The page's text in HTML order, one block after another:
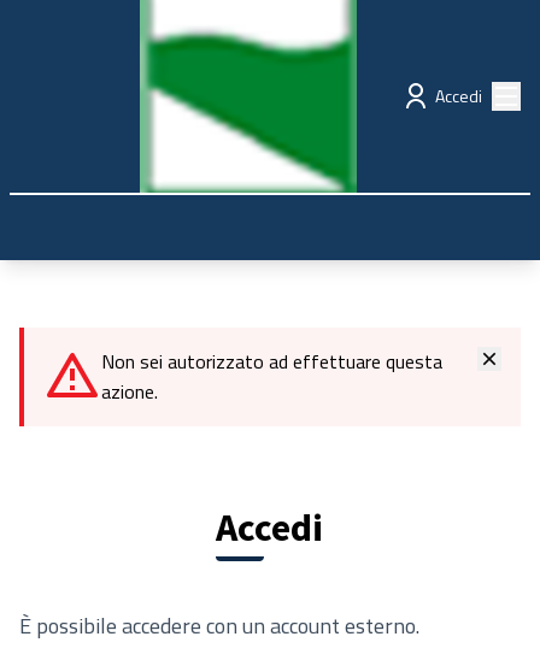
Regione Emilia-Romagna Partecipazione
Accedi
Non sei autorizzato ad effettuare questa
azione.
Accedi
È possibile accedere con un account esterno.